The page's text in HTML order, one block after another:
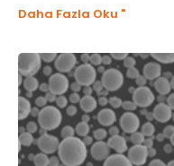
Daha Fazla Oku "